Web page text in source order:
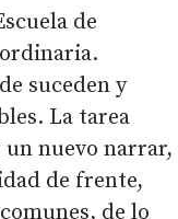
de
suceden y
La tarea
nuevo narrar,
de frente,
de lo